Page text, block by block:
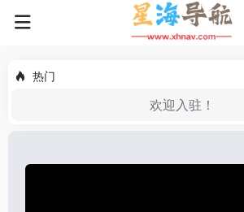
热门
欢迎入驻！